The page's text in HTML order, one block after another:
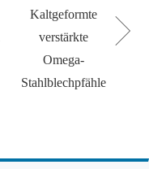
Kaltgeformte
verstärkte
Omega-
Stahlblechpfähle